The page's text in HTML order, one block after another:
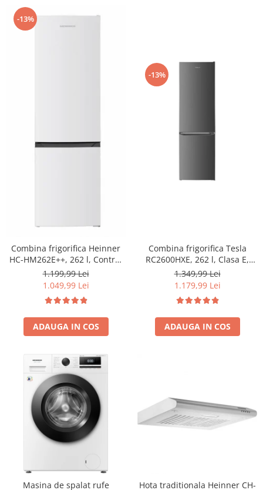
-13%
Combina frigorifica Heinner
HC-HM262E++, 262 l, Control
electronic, Iluminare LED, Usi
reversibile, Clasa E, H 180 cm,
Alb
1.199,99 Lei
1.049,99 Lei
ADAUGA IN COS
-13%
Combina frigorifica Tesla
RC2600HXE, 262 l, Clasa E,
Iluminare LED, dezghetare
automata frigider, H 180 cm,
Inox
1.349,99 Lei
1.179,99 Lei
ADAUGA IN COS
Masina de spalat rufe Hota traditionala Heinner CH-